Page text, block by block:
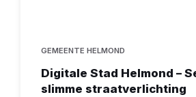
GEMEENTE HELMOND
Digitale Stad Helmond –
slimme straatverlichting